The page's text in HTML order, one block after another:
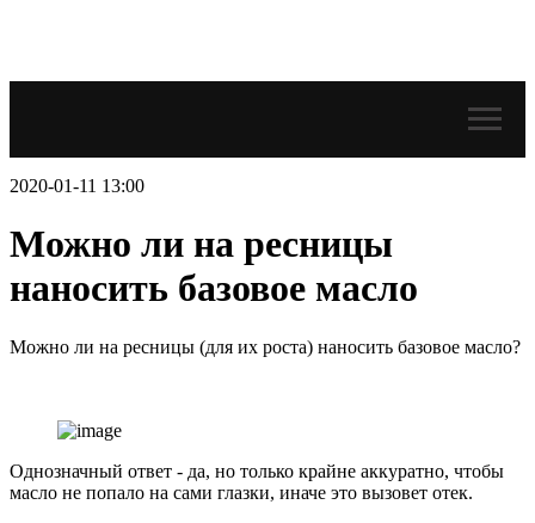
2020-01-11 13:00
Можно ли на ресницы
наносить базовое масло
Можно ли на ресницы (для их роста) наносить базовое масло?
Однозначный ответ - да, но только крайне аккуратно, чтобы
масло не попало на сами глазки, иначе это вызовет отек.